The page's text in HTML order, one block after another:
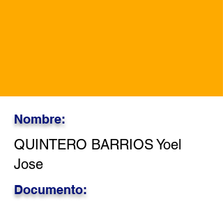
Nombre:
QUINTERO BARRIOS Yoel
Jose
Documento: